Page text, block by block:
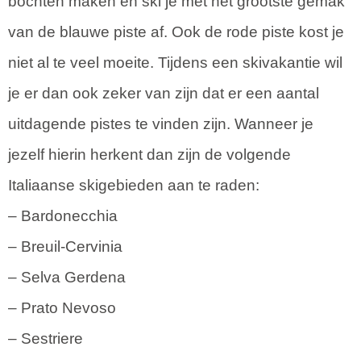
van de blauwe piste af. Ook de rode piste kost je
niet al te veel moeite. Tijdens een skivakantie wil
je er dan ook zeker van zijn dat er een aantal
uitdagende pistes te vinden zijn. Wanneer je
jezelf hierin herkent dan zijn de volgende
Italiaanse skigebieden aan te raden:
– Bardonecchia
– Breuil-Cervinia
– Selva Gerdena
– Prato Nevoso
– Sestriere